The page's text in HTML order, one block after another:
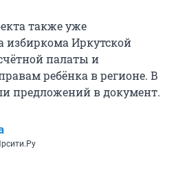
также уже
избиркома Иркутской
палаты и
ребёнка в регионе. В
предложений в документ.